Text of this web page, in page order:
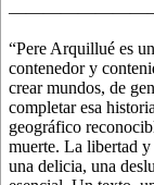
“Pere Arquillué es
contenedor y
crear mundos, de
completar esa
geográfico
muerte. La libertad
una delicia, una